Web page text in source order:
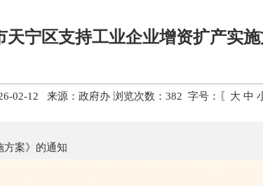
天宁区支持工业企业增资扩产实
02-12 来源：政府办 浏览次数： 382 字号：〖 大 中
方案》的通知